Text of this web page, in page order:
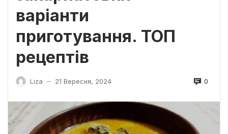
варіанти
приготування. ТОП
рецептів
Liza — 21 Вересня, 2024 0